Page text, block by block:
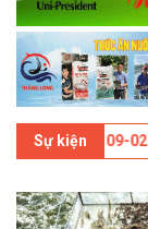
Sự kiện
13 - 09-02-2026